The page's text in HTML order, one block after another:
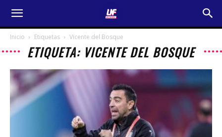
Inicio Etiquetas Vicente del Bosque
ETIQUETA: VICENTE DEL BOSQUE